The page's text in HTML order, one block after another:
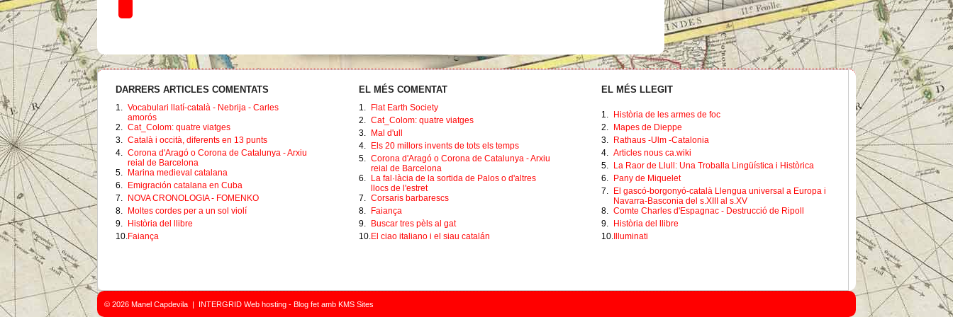
DARRERS ARTICLES COMENTATS
1. Vocabulari llatí-català - Nebrija - Carles
amorós
2. Cat_Colom: quatre viatges
3. Català i occità, diferents en 13 punts
4. Corona d'Aragó o Corona de Catalunya - Arxiu
reial de Barcelona
5.
Marina medieval catalana
6.
Emigración catalana en Cuba
7.
NOVA CRONOLOGIA - FOMENKO
8.
Moltes cordes per a un sol violí
9.
Història del llibre
10.Faiança
EL MÉS COMENTAT
1.
Flat Earth Society
2. Cat_Colom: quatre viatges
3.
Mal d'ull
4.
Els 20 millors invents de tots els temps
5. Corona d'Aragó o Corona de Catalunya - Arxiu
reial de Barcelona
6.
La fal·làcia de la sortida de Palos o d'altres
llocs de l'estret
7. Corsaris barbarescs
8.
Faiança
9.
Buscar tres pèls al gat
10.El ciao italiano i el siau catalán
EL MÉS LLEGIT
1.
Història de les armes de foc
2.
Mapes de Dieppe
3.
Rathaus -Ulm -Catalonia
4. Articles nous ca.wiki
5.
La Raor de Llull: Una Troballa Lingüística i Històrica
6.
Pany de Miquelet
7.
El gascó-borgonyó-català Llengua universal a Europa i
Navarra-Basconia del s.XIII al s.XV
8. Comte Charles d'Espagnac - Destrucció de Ripoll
9.
Història del llibre
10. Illuminati
© 2026 Manel Capdevila | INTERGRID Web hosting - Blog fet amb KMS Sites